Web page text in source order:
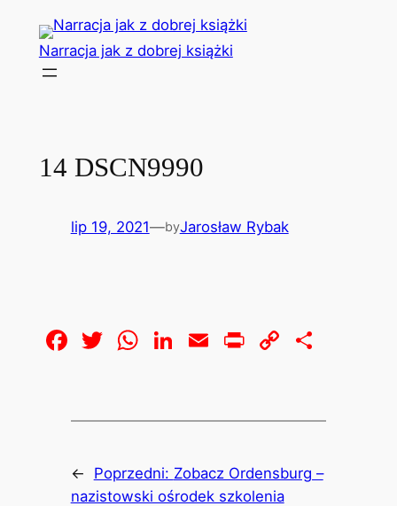
Przejdź
treści
Narracja jak z dobrej książki
14 DSCN9990
lip 19, 2021—byJarosław Rybak
Facebook
Twitter
WhatsApp
LinkedIn
EmailPrintCopy
← Poprzedni: Zobacz Ordensburg –
nazistowski ośrodek szkolenia